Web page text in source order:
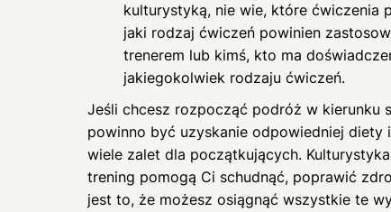
kulturystyką, nie wie, które ćwiczenia
jaki rodzaj ćwiczeń powinien
trenerem lub kimś, kto ma
jakiegokolwiek rodzaju ćwiczeń.
Jeśli chcesz rozpocząć podróż w kierunku
powinno być uzyskanie odpowiedniej diety
wiele zalet dla początkujących.
trening pomogą Ci schudnąć, poprawić
jest to, że możesz osiągnąć wszystkie te